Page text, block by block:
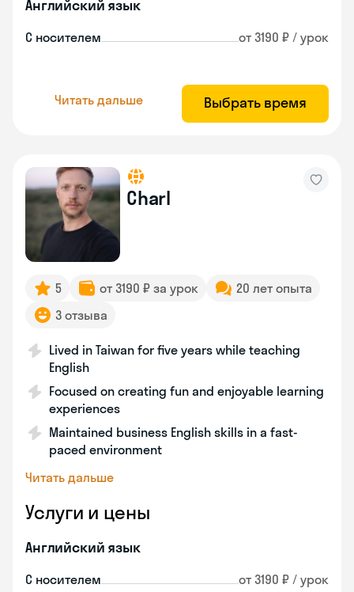
Английский язык
С носителем от 3190 ₽ / урок
Читать дальше Выбрать время
Charl
5 от 3190 ₽ за урок
20 лет опыта
3 отзыва
Lived in Taiwan for five years while teaching
English
Focused on creating fun and enjoyable learning
experiences
Maintained business English skills in a fast-
paced environment
Читать дальше
Услуги и цены
Английский язык
С носителем от 3190 ₽ / урок